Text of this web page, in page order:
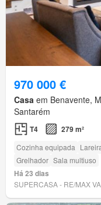
970 000 €
Casa em Benavente,
Santarém
T4 279 m²
Cozinha equipada
Grelhador Sala multiuso
Há 23 dias
SUPERCASA - RE/MAX